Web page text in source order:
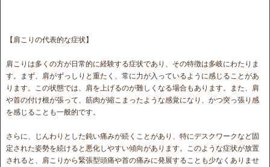
【肩こりの代表的な症状】
肩こりは多くの方が日常的に経験する症状であり、その特徴は多岐にわたりま
す。まず、肩がずっしりと重たく、常に力が入っているように感じることがあ
ります。この状態では、肩を上げるのが難しくなる場合もあります。また、肩
や首の付け根が張って、筋肉が縮こまったような感覚になり、かつ突っ張り感
を感じることも一般的です。
さらに、じんわりとした鈍い痛みが続くことがあり、特にデスクワークなど固
定された姿勢を続けると悪化しやすい傾向があります。このような症状が放置
されると、肩こりから緊張型頭痛や首の痛みに発展することも少なくありませ